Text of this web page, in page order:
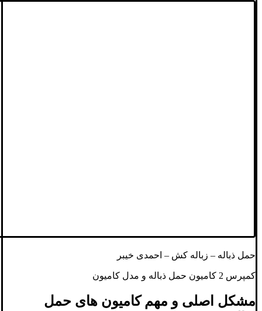
حمل ذباله – زباله کش – احمدی خیبر
کمپرس 2 کامیون حمل ذباله و مدل کامیون
مشکل اصلی و مهم کامیون های حمل